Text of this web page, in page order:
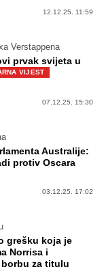
12.12.25. 11:59
Verstappena
prvak svijeta u
VIJEST
07.12.25. 15:30
Australije:
protiv Oscara
03.12.25. 17:02
grešku koja je
Norrisa i
za titulu